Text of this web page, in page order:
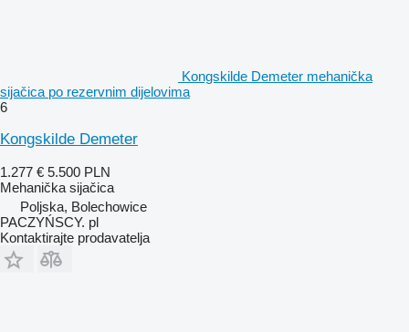
Kongskilde Demeter mehanička
sijačica po rezervnim dijelovima
6
Kongskilde Demeter
1.277 € 5.500 PLN
Mehanička sijačica
Poljska, Bolechowice
PACZYŃSCY. pl
Kontaktirajte prodavatelja